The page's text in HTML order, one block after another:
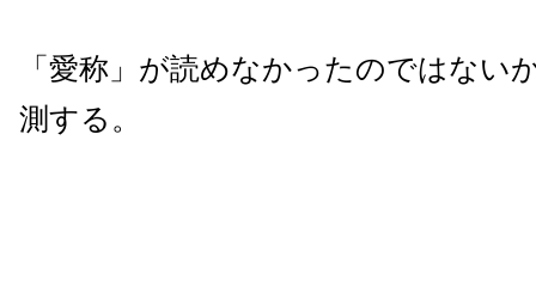
「愛称」が読めなかったのではない
測する。